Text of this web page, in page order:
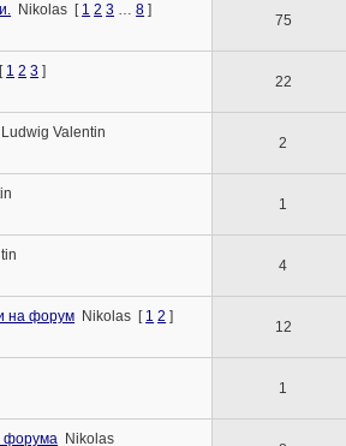
Nikolas [ 1 2 3 8 ]
75
[ 1 2 3 ]
22
Valentin
2
1
4
на форум Nikolas [ 1 2 ]
12
1
форума Nikolas